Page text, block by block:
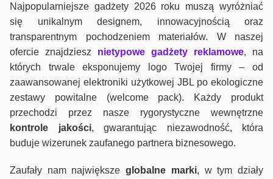
Najpopularniejsze gadżety 2026 roku muszą wyróżniać
się unikalnym designem, innowacyjnością oraz
transparentnym pochodzeniem materiałów. W naszej
ofercie znajdziesz nietypowe gadżety reklamowe, na
których trwale eksponujemy logo Twojej firmy – od
zaawansowanej elektroniki użytkowej JBL po ekologiczne
zestawy powitalne (welcome pack). Każdy produkt
przechodzi przez nasze rygorystyczne wewnętrzne
kontrole jakości, gwarantując niezawodność, która
buduje wizerunek zaufanego partnera biznesowego.
Zaufały nam największeglobalne marki, w tym działy